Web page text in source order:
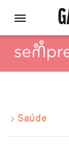
Saúde